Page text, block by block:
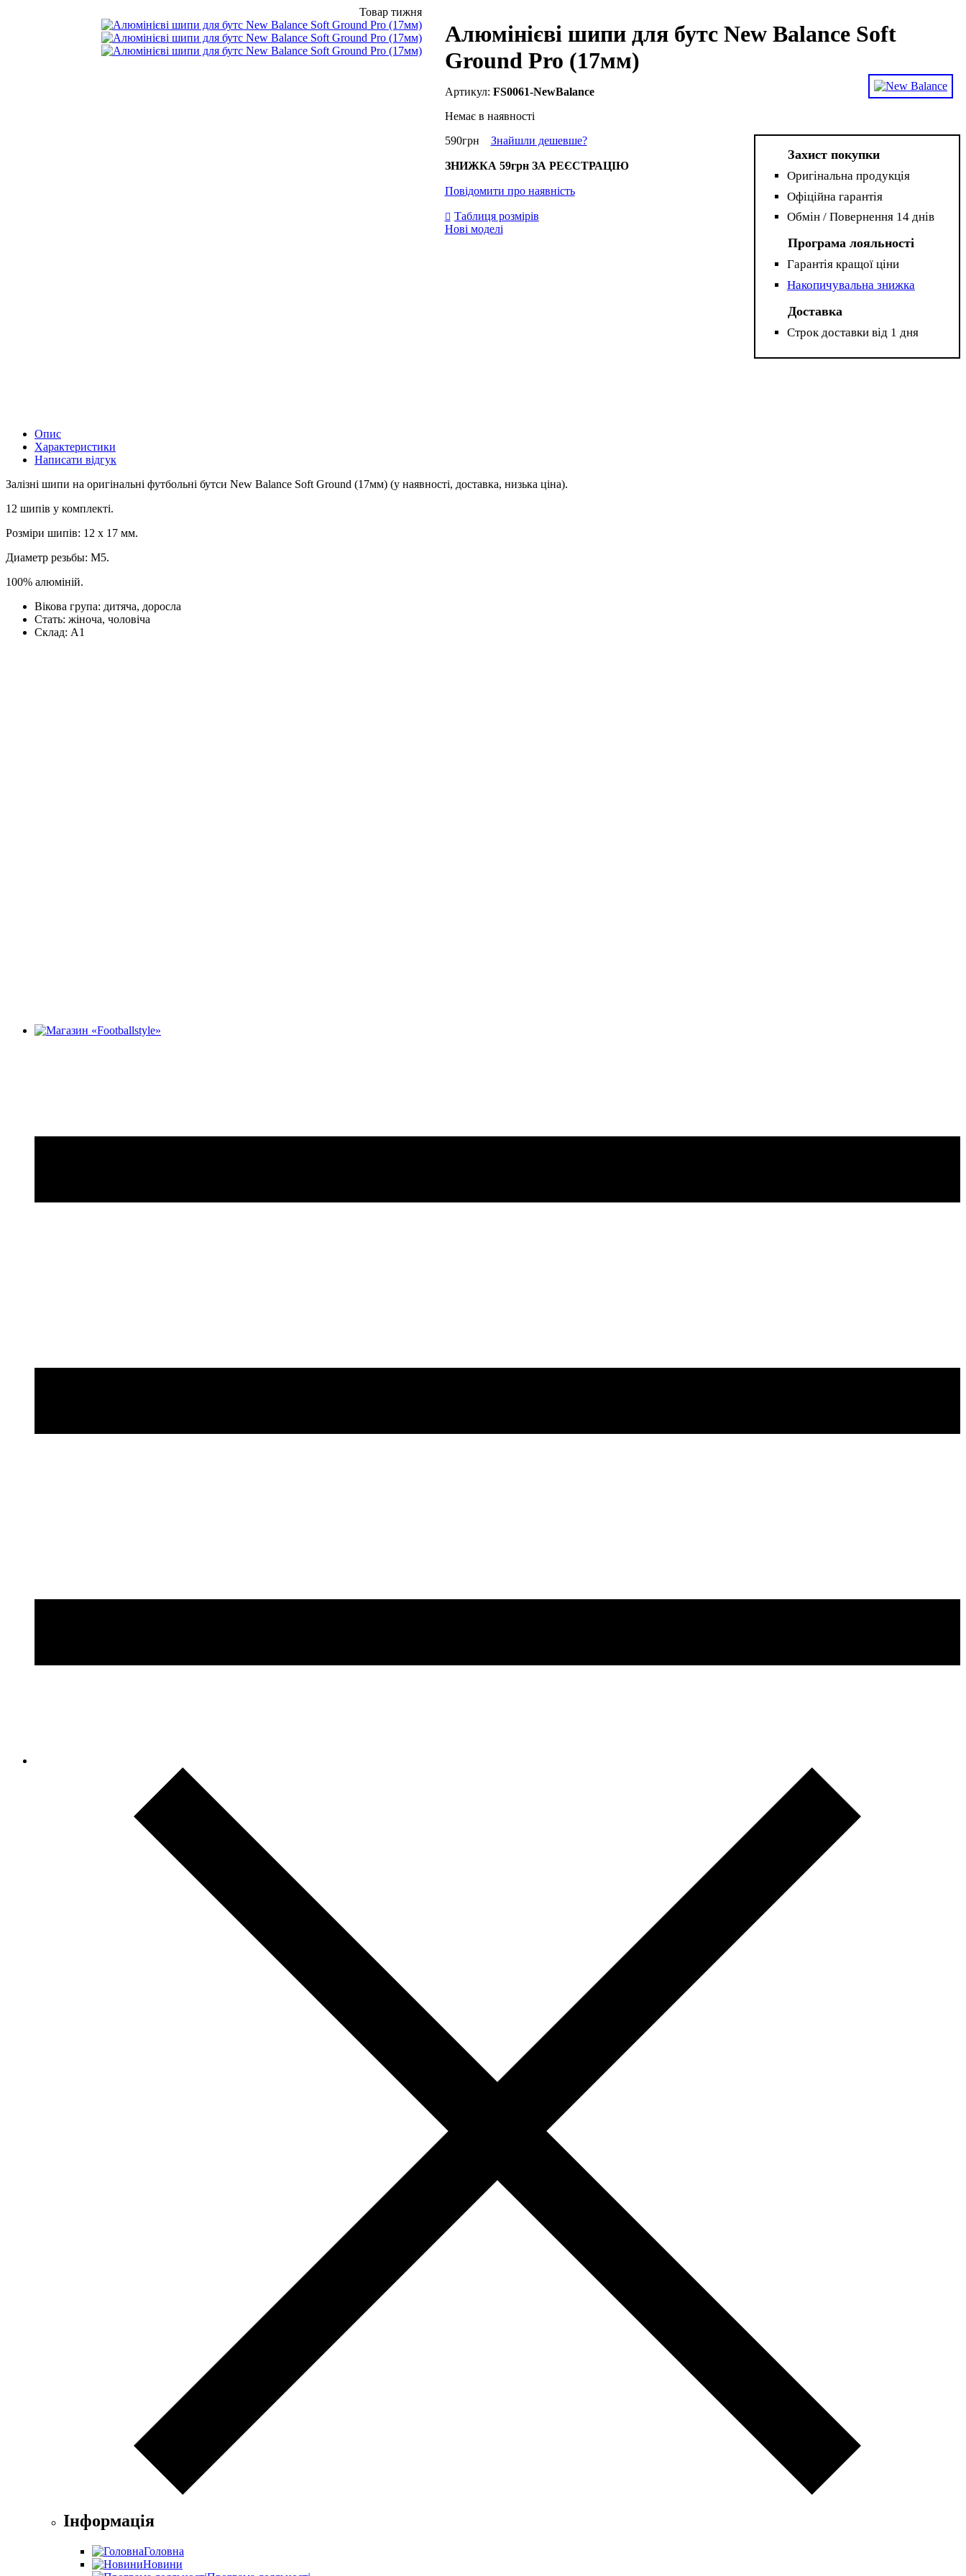
Товар тижня
Алюмінієві шипи для бутс New Balance Soft
Ground Pro (17мм)
FS0061-NewBalance
Немає в наявності
590грн Знайшли дешевше?
ЗНИЖКА 59грн ЗА РЕЄСТРАЦІЮ
Повідомити про наявність
Таблиця розмірів
Нові моделі
Захист покупки
Оригінальна продукція
Офіційна гарантія
Обмін / Повернення 14 днів
Програма лояльності
Гарантія кращої ціни
Накопичувальна знижка
Доставка
Строк доставки від 1 дня
Опис
Характеристики
Написати відгук
Залізні шипи на оригінальні футбольні бутси New Balance Soft Ground (17мм) (у наявності, доставка, низька ціна).
12 шипів у комплекті.
Розміри шипів: 12 х 17 мм.
Диаметр резьбы: М5.
100% алюміній.
Вікова група: дитяча, доросла
Стать: жіноча, чоловіча
Склад: А1
Інформація
Головна
Новини